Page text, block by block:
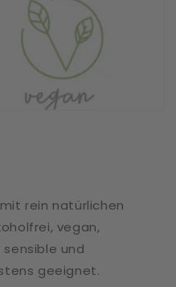
rein natürlichen
vegan,
und
geeignet.